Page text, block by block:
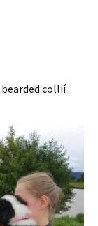
bearded collií